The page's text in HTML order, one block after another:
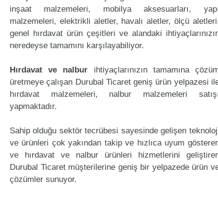
inşaat malzemeleri, mobilya aksesuarları,
malzemeleri, elektrikli aletler, havalı aletler, ölçü
genel hırdavat ürün çeşitleri ve alandaki
neredeyse tamamını karşılayabiliyor.
Hırdavat ve nalbur ihtiyaçlarınızın tamamına
üretmeye çalışan Durubal Ticaret geniş ürün yelpazesi
hırdavat malzemeleri, nalbur malzemeleri
yapmaktadır.
Sahip olduğu sektör tecrübesi sayesinde gelişen
ve ürünleri çok yakından takip ve hızlıca uyum
ve hırdavat ve nalbur ürünleri hizmetlerini
Durubal Ticaret müşterilerine geniş bir yelpazede ürün
çözümler sunuyor.